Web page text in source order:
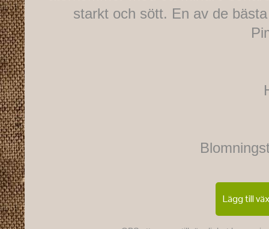
starkt och sött. En av de
Lägg till